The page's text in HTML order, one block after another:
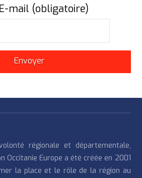
mail (obligatoire)
régionale et départementale,
Occitanie Europe a été créée en 2001
la place et le rôle de la région au